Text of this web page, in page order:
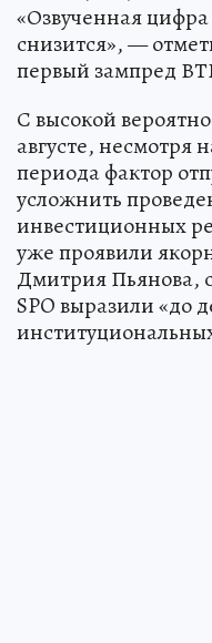
«Озвученная
снизится», —
первый зампред
С высокой
августе, несмотря
периода фактор
усложнить
инвестиционных
уже проявили
Дмитрия Пьянова,
SPO выразили «до